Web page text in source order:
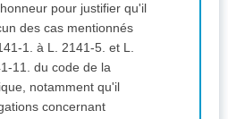
pour justifier qu'il
des cas mentionnés
1. à L. 2141-5. et L.
11. du code de la
notamment qu'il
concernant